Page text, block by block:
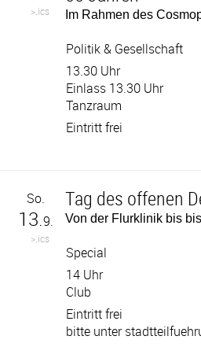
>.ics Im Rahmen des
Politik & Gesellschaft
13.30 Uhr
Einlass 13.30 Uhr
Tanzraum
Eintritt frei
So.
13.9.
>.ics
Tag des offenen
Von der Flurklinik bis
Special
14 Uhr
Club
Eintritt frei
bitte unter